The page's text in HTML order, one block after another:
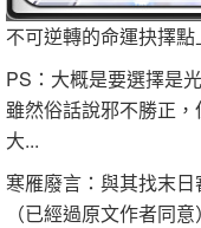
不可逆轉的命運抉擇
PS：大概是要選擇是
雖然俗話說邪不勝正
大...
寒雁廢言：與其找末
（已經過原文作者同意）